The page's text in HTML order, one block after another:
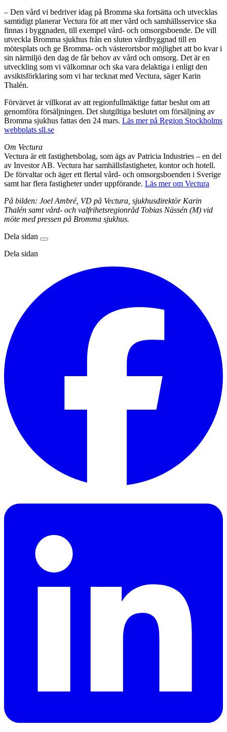
– Den vård vi bedriver idag på Bromma ska fortsätta och utvecklas
samtidigt planerar Vectura för att mer vård och samhällsservice ska
finnas i byggnaden, till exempel vård- och omsorgsboende. De vill
utveckla Bromma sjukhus från en sluten vårdbyggnad till en
mötesplats och ge Bromma- och västerortsbor möjlighet att bo kvar i
sin närmiljö den dag de får behov av vård och omsorg. Det är en
utveckling som vi välkomnar och ska vara delaktiga i enligt den
avsiktsförklaring som vi har tecknat med Vectura, säger Karin
Thalén.
Förvärvet är villkorat av att regionfullmäktige fattar beslut om att
genomföra försäljningen. Det slutgiltiga beslutet om försäljning av
Bromma sjukhus fattas den 24 mars. Läs mer på Region Stockholms
webbplats sll.se
Om Vectura
Vectura är ett fastighetsbolag, som ägs av Patricia Industries – en del
av Investor AB. Vectura har samhällsfastigheter, kontor och hotell.
De förvaltar och äger ett flertal vård- och omsorgsboenden i Sverige
samt har flera fastigheter under uppförande. Läs mer om Vectura
På bilden: Joel Ambré, VD på Vectura, sjukhusdirektör Karin
Thalén samt vård- och valfrihetsregionråd ​Tobias Nässén (M) vid
möte med pressen på Bromma sjukhus.
Dela sidan
Dela sidan